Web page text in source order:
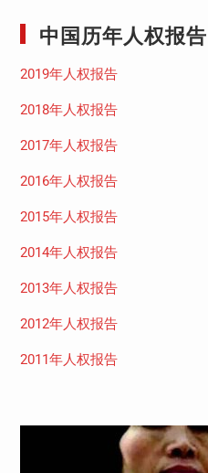
中国历年人权报告
2019年人权报告
2018年人权报告
2017年人权报告
2016年人权报告
2015年人权报告
2014年人权报告
2013年人权报告
2012年人权报告
2011年人权报告